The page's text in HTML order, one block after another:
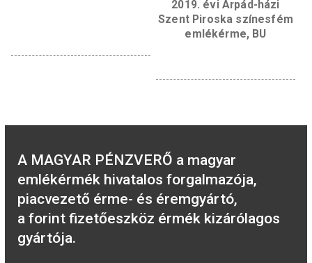
2017. évi Irinyi János
színesfém emlékérme PP